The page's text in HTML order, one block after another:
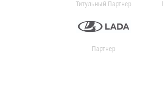
Титульный Партнер
Партнер